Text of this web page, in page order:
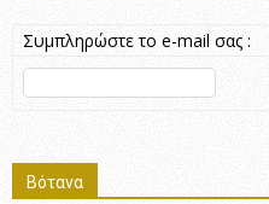
Συμπληρώστε το e-mail σας :
Βότανα